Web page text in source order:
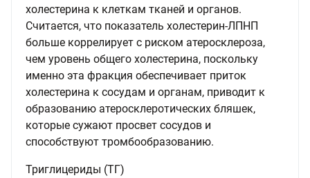
холестерина к клеткам тканей и органов.
Считается, что показатель холестерин-ЛПНП
больше коррелирует с риском атеросклероза,
чем уровень общего холестерина, поскольку
именно эта фракция обеспечивает приток
холестерина к сосудам и органам, приводит к
образованию атеросклеротических бляшек,
которые сужают просвет сосудов и
способствуют тромбообразованию.
Триглицериды (ТГ)